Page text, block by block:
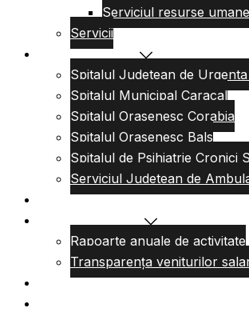
Serviciul resurse umane
Servicii
Reteaua sanitara
Spitalul Judetean de
Spitalul Municipal Caracal
Spitalul Orasenesc Corabia
Spitalul Orasenesc Bals
Spitalul de Psihiatrie Cronici
Serviciul Judetean de
Centre de permanenta
Rapoarte anuale de activitate
Transparența veniturilor
Informatii utile